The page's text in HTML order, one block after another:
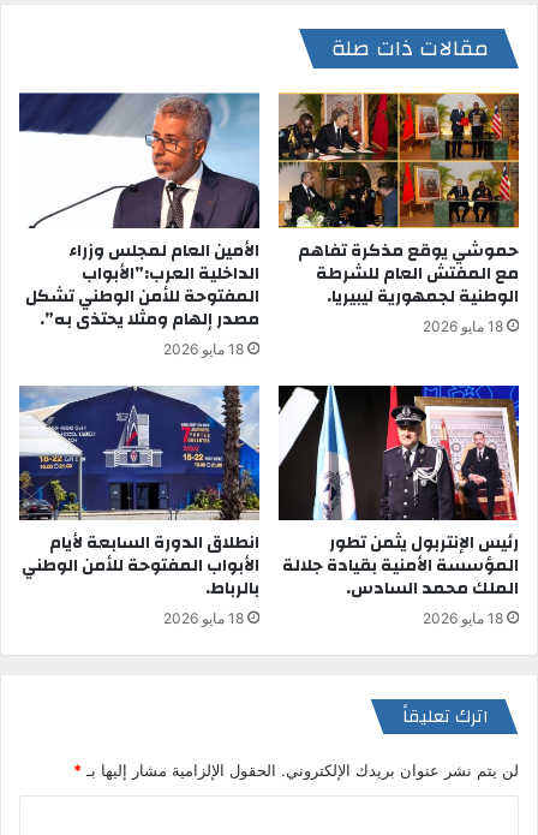
مقالات ذات صلة
حموشي يوقع مذكرة تفاهم
مع المفتش العام للشرطة
الوطنية لجمهورية ليبيريا.
18 مايو 2026
الأمين العام لمجلس وزراء
الداخلية العرب:”الأبواب
المفتوحة للأمن الوطني تشكل
مصدر إلهام ومثلا يحتذى به”.
18 مايو 2026
رئيس الإنتربول يثمن تطور
المؤسسة الأمنية بقيادة جلالة
الملك محمد السادس.
18 مايو 2026
انطلاق الدورة السابعة لأيام
الأبواب المفتوحة للأمن الوطني
بالرباط.
18 مايو 2026
اترك تعليقاً
لن يتم نشر عنوان بريدك الإلكتروني. الحقول الإلزامية مشار إليها بـ*